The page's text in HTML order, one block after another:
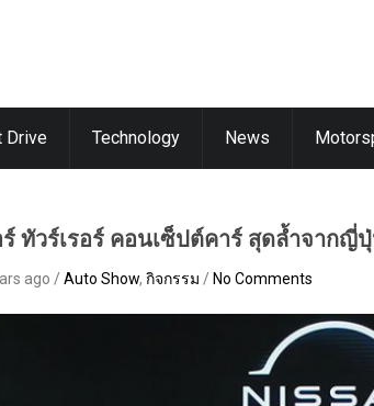
Drive Technology News
ทัวร์เรอร์ คอนเซ็ปต์คาร์ สุดล้ำจากญี่
ago /Auto Show, กิจกรรม / No Comments